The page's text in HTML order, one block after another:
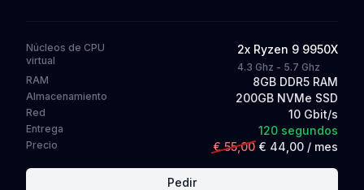
Núcleos de CPU
virtual
2x Ryzen 9 9950X
4.3 Ghz - 5.7 Ghz
RAM
8GB DDR5 RAM
Almacenamiento 200GB NVMe SSD
Red 10 Gbit/s
Entrega 120 segundos
Precio € 55,00€ 44,00 / mes
Pedir